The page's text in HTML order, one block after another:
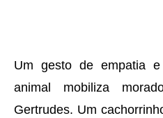
Um gesto de empatia
animal mobiliza
Gertrudes. Um